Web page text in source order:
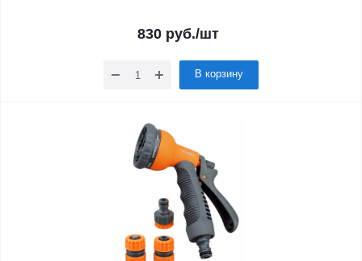
830 руб./шт
В корзину